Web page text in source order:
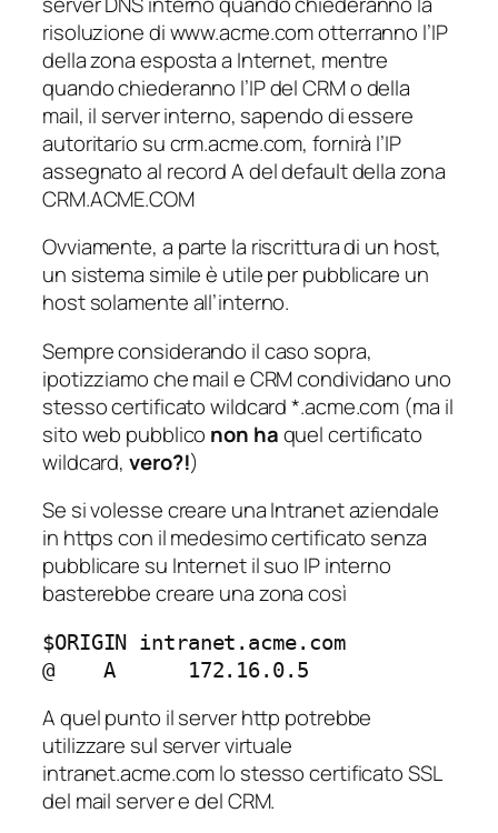
risoluzione di www.acme.com otterranno l’IP
della zona esposta a Internet, mentre
quando chiederanno l’IP del CRM o della
mail, il server interno, sapendo di essere
autoritario su crm.acme.com, fornirà l’IP
assegnato al record A del default della zona
CRM.ACME.COM
Ovviamente, a parte la riscrittura di un host,
un sistema simile è utile per pubblicare un
host solamente all’interno.
Sempre considerando il caso sopra,
ipotizziamo che mail e CRM condividano uno
stesso certificato wildcard *.acme.com (ma il
sito web pubblico non haquel certificato
wildcard,vero?!)
Se si volesse creare una Intranet aziendale
in https con il medesimo certificato senza
pubblicare su Internet il suo IP interno
basterebbe creare una zona così
$ORIGIN intranet.acme.com
@    A      172.16.0.5
A quel punto il server http potrebbe
utilizzare sul server virtuale
intranet.acme.com lo stesso certificato SSL
del mail server e del CRM.